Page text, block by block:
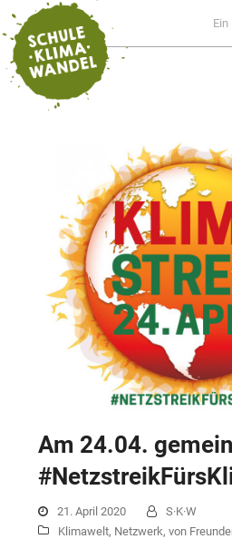
Am 24.04.
21. April 2020
S·K·W
Klimawelt, Netzwerk,von